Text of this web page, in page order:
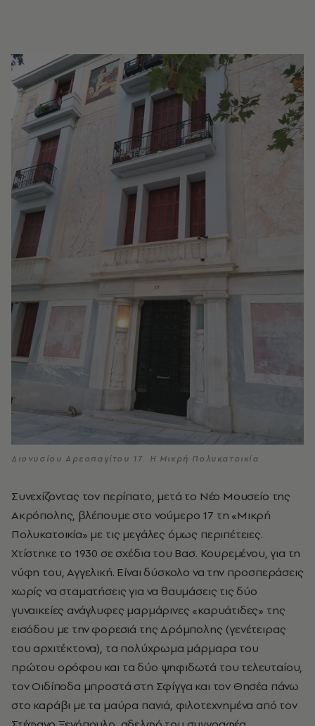
Διονυσίου Αρεοπαγίτου 17. Η Μικρή Πολυκατοικία
Συνεχίζοντας τον περίπατο, μετά το Νέο Μουσείο της
Ακρόπολης, βλέπουμε στο νούμερο 17 τη «Μικρή
Πολυκατοικία» με τις μεγάλες όμως περιπέτειες.
Χτίστηκε το 1930 σε σχέδια του Βασ. Κουρεμένου, για τη
νύφη του, Αγγελική. Είναι δύσκολο να την προσπεράσεις
χωρίς να σταματήσεις για να θαυμάσεις τις δύο
γυναικείες ανάγλυφες μαρμάρινες «καρυάτιδες» της
εισόδου με την φορεσιά της Δρόμπολης (γενέτειρας
του αρχιτέκτονα), τα πολύχρωμα μάρμαρα του
πρώτου ορόφου και τα δύο ψηφιδωτά του τελευταίου,
τον Οιδίποδα μπροστά στη Σφίγγα και τον Θησέα πάνω
στο καράβι με τα μαύρα πανιά, φιλοτεχνημένα από τον